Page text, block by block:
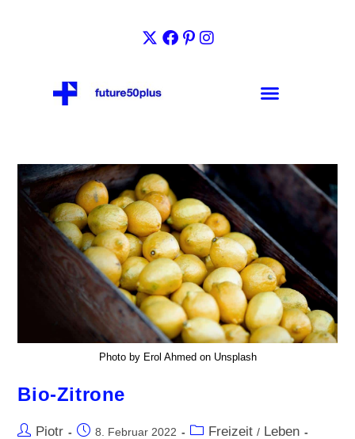
Photo by Erol Ahmed on Unsplash
Bio-Zitrone
Piotr 8. Februar 2022 Freizeit / Leben